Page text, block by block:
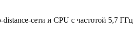
distance-сети и CPU с частотой 5,7 ГГц